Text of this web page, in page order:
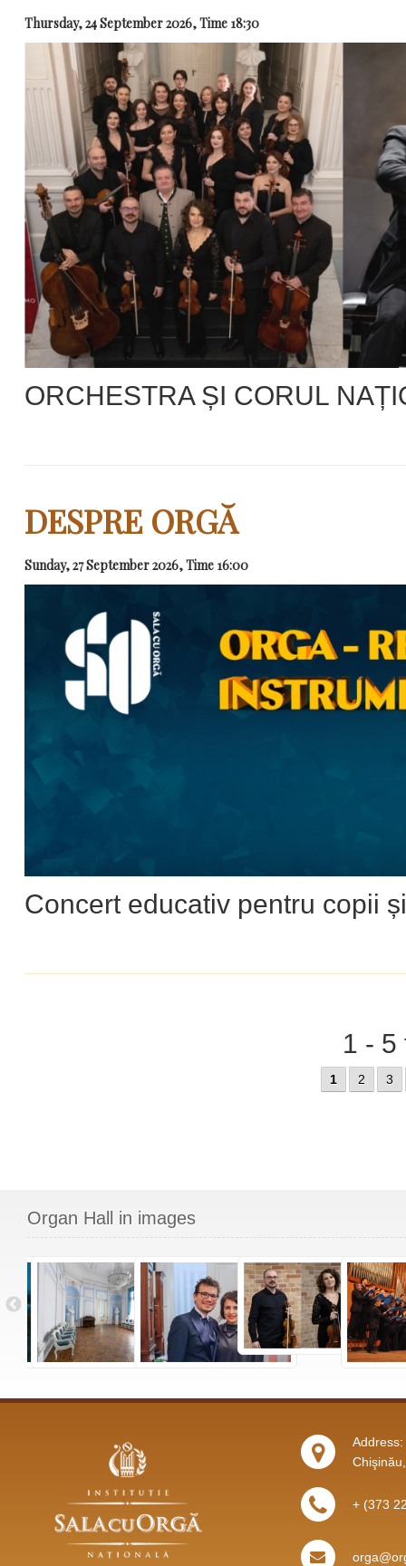
Thursday, 24 September 2026, Time 18:30
ORCHESTRA ȘI CORUL
DESPRE ORGĂ
Sunday, 27 September 2026, Time 16:00
Concert educativ pentru copii
1 - 5
1 2 3
Organ Hall in images
+ (373